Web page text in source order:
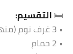
🛏️التقسيم:
• 3 غرف نوم (منهم غرفة ماستر)
• 2 حمام